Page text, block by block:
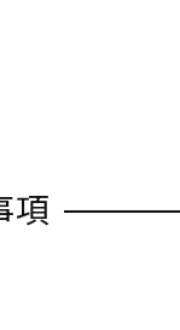
項